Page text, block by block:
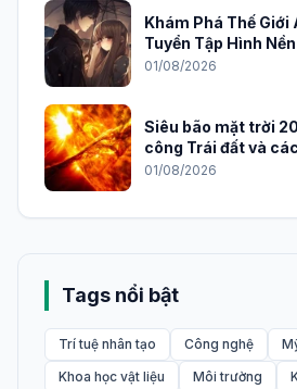
Khám Phá Thế
Tuyển Tập Hình
2026
01/08/2026
Siêu bão mặt trời
công Trái đất và
01/08/2026
Tags nổi bật
Trí tuệ nhân tạo Công nghệ
Khoa học vật liệu
Môi trường